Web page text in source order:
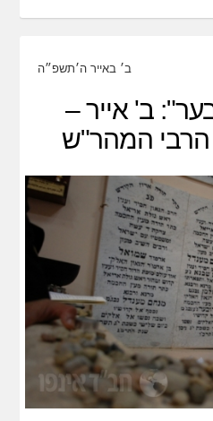
ב׳ באייר ה׳תשפ״ה
ב' אייר –
הרבי המהר"ש